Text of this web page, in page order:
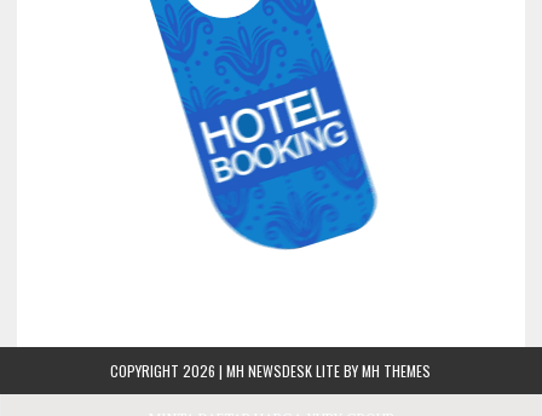
COPYRIGHT 2026 | MH NEWSDESK LITE BYMH THEMES